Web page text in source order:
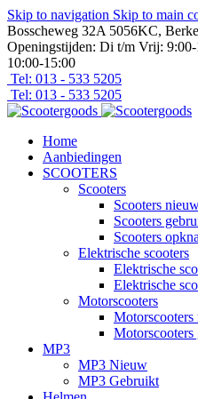
Skip to navigation Skip to main
Bosscheweg 32A 5056KC,
Openingstijden: Di t/m Vrij:
10:00-15:00
Tel: 013 - 533 5205
Tel: 013 - 533 5205
Home
Aanbiedingen
SCOOTERS
Scooters
Scooters
Scooters
Scooters
Elektrische scooters
Elektrische
Elektrische
Motorscooters
Motorscooters
Motorscooters
MP3
MP3 Nieuw
MP3 Gebruikt